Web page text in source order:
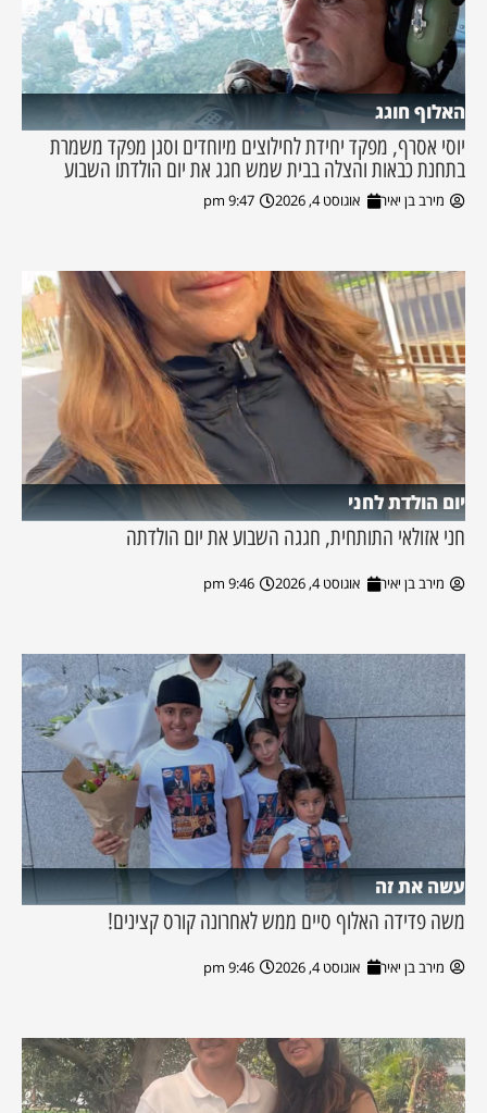
האלוף חוגג
יוסי אסרף, מפקד יחידת לחילוצים מיוחדים וסגן מפקד משמרת
בתחנת כבאות והצלה בבית שמש חגג את יום הולדתו השבוע
מירב בן יאיר אוגוסט 4, 2026 9:47 pm
יום הולדת לחני
חני אזולאי התותחית, חגגה השבוע את יום הולדתה
מירב בן יאיר אוגוסט 4, 2026 9:46 pm
עשה את זה
משה פדידה האלוף סיים ממש לאחרונה קורס קצינים!
מירב בן יאיר אוגוסט 4, 2026 9:46 pm